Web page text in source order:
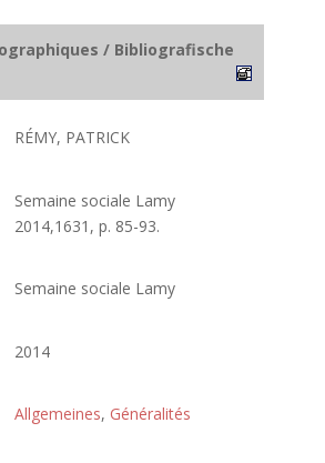
/ Bibliografische
RÉMY, PATRICK
Semaine sociale Lamy
2014,1631, p. 85-93.
Semaine sociale Lamy
2014
Allgemeines, Généralités